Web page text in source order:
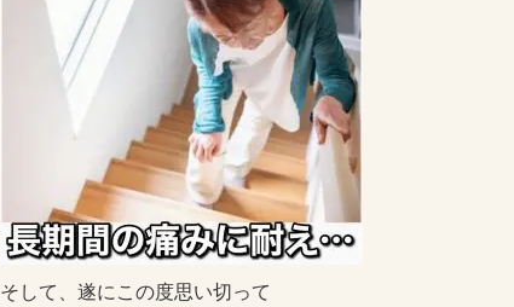
そして、遂にこの度思い切って